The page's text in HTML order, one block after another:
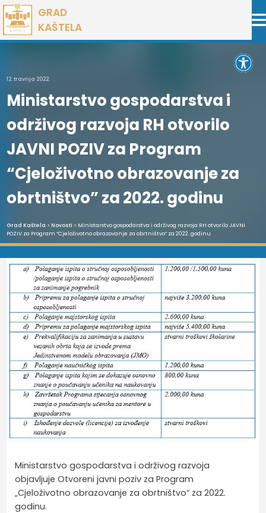
Preskoči
na
sadržaj
GRAD
KAŠTELA
12. travnja 2022.
Ministarstvo gospodarstva i
održivog razvoja RH otvorilo
JAVNI POZIV za Program
“Cjeloživotno obrazovanje za
obrtništvo” za 2022. godinu
Grad Kaštela > Novosti > Ministarstvo gospodarstva i održivog razvoja RH otvorilo JAVNI
POZIV za Program “Cjeloživotno obrazovanje za obrtništvo” za 2022. godinu
Ministarstvo gospodarstva i održivog razvoja
objavljuje Otvoreni javni poziv za Program
„Cjeloživotno obrazovanje za obrtništvo“ za 2022.
godinu.